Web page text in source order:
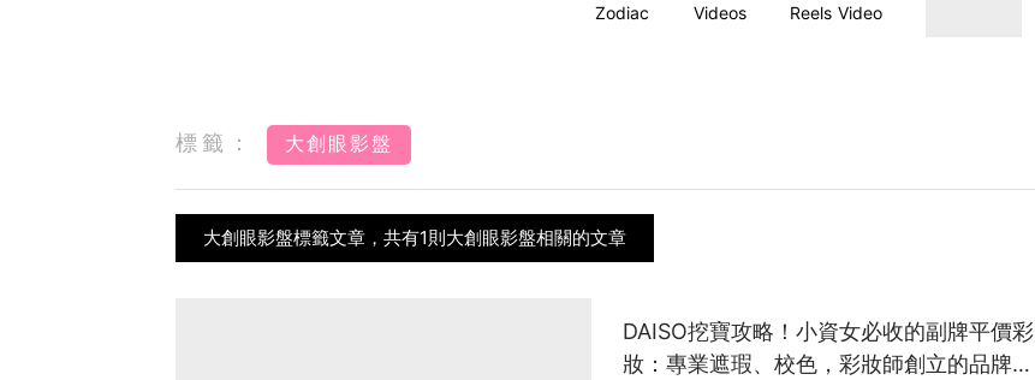
Zodiac Videos Reels Video
標籤： 大創眼影盤
大創眼影盤標籤文章，共有1則大創眼影盤相關的文章
DAISO挖寶攻略！小資女必收的副牌平價彩
妝：專業遮瑕、校色，彩妝師創立的品牌也